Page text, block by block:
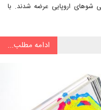
شوهای اروپایی عرضه شدند. با
ادامه مطلب...